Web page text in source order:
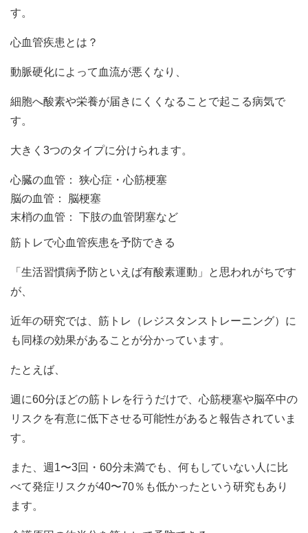
す。
心血管疾患とは？
動脈硬化によって血流が悪くなり、
細胞へ酸素や栄養が届きにくくなることで起こる病気で
す。
大きく3つのタイプに分けられます。
心臓の血管： 狭心症・心筋梗塞
脳の血管： 脳梗塞
末梢の血管： 下肢の血管閉塞など
筋トレで心血管疾患を予防できる
「生活習慣病予防といえば有酸素運動」と思われがちです
が、
近年の研究では、筋トレ（レジスタンストレーニング）に
も同様の効果があることが分かっています。
たとえば、
週に60分ほどの筋トレを行うだけで、心筋梗塞や脳卒中の
リスクを有意に低下させる可能性があると報告されていま
す。
また、週1〜3回・60分未満でも、何もしていない人に比
べて発症リスクが40〜70％も低かったという研究もあり
ます。